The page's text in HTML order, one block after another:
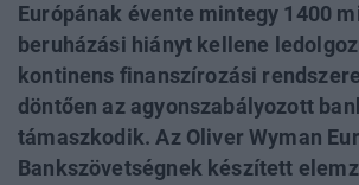
Európának évente mintegy 1400
beruházási hiányt kellene
kontinens finanszírozási
döntően az agyonszabályozott
támaszkodik. Az Oliver Wyman
Bankszövetségnek készített